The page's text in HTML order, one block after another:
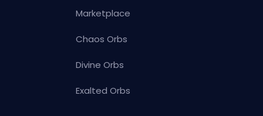
Marketplace
Chaos Orbs
Divine Orbs
Exalted Orbs